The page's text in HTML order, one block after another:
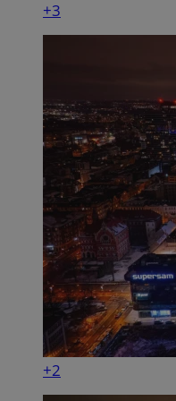
+3
+2